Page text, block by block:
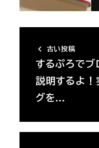
古い投稿
するぷろでブ
説明するよ
グを…